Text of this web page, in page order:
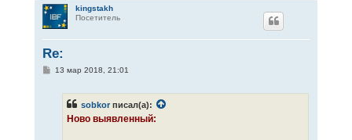
kingstakh
Посетитель
Re:
С13 мар 2018, 21:01
sobkorписал(а):
Ново выявленный: